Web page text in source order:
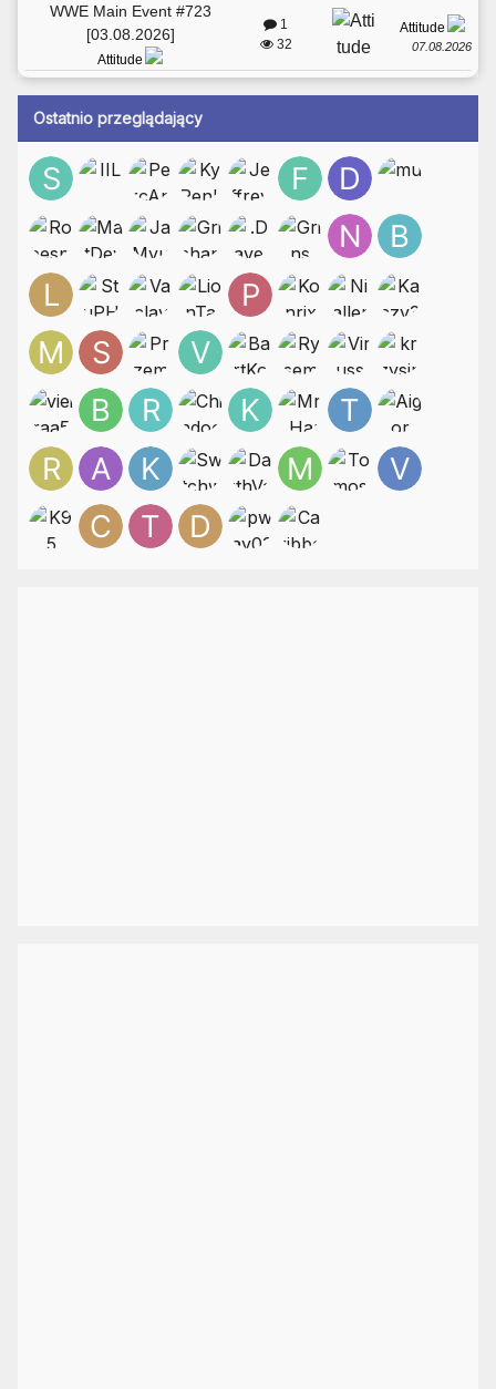
WWE Main Event #723
[03.08.2026]
Attitude
1
32
Attitude
07.08.2026
Ostatnio przeglądający